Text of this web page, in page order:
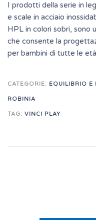
I prodotti della serie in
e scale in acciaio
HPL in colori sobri, sono
che consente la
per bambini di tutte le
CATEGORIE: EQUILIBRIO E
ROBINIA
TAG: VINCI PLAY